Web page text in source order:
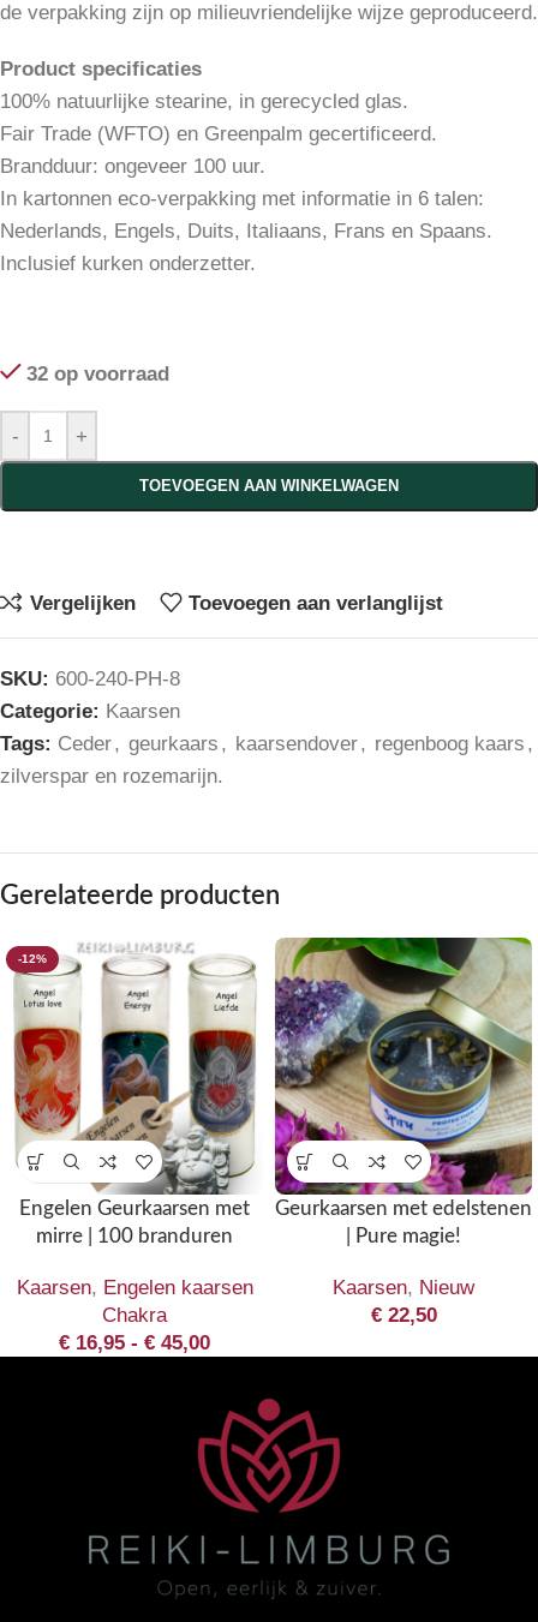
de verpakking zijn op milieuvriendelijke wijze geproduceerd.
Product specificaties
100% natuurlijke stearine, in gerecycled glas.
Fair Trade (WFTO) en Greenpalm gecertificeerd.
Brandduur: ongeveer 100 uur.
In kartonnen eco-verpakking met informatie in 6 talen:
Nederlands, Engels, Duits, Italiaans, Frans en Spaans.
Inclusief kurken onderzetter.
32 op voorraad
- +
TOEVOEGEN AAN WINKELWAGEN
Vergelijken Toevoegen aan verlanglijst
SKU: 600-240-PH-8
Categorie: Kaarsen
Tags: Ceder, geurkaars , kaarsendover, regenboog kaars ,
zilverspar en rozemarijn.
Gerelateerde producten
-12%
Engelen Geurkaarsen met
mirre | 100 branduren
Kaarsen, Engelen kaarsen
Chakra
€ 16,95 - € 45,00
Geurkaarsen met edelstenen
| Pure magie!
Kaarsen, Nieuw
€22,50